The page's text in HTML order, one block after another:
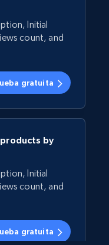
Initial
count, and
gratuita
by
Initial
count, and
gratuita